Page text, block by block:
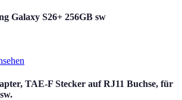
Galaxy S26+ 256GB sw
TAE-F Stecker auf RJ11 Buchse, für